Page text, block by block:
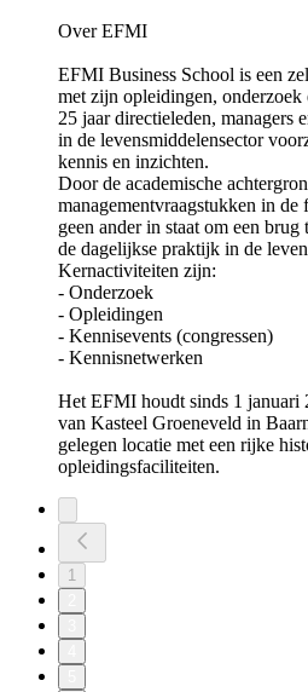
Over EFMI
EFMI Business School is een
met zijn opleidingen,
25 jaar directieleden, managers
in de levensmiddelensector
kennis en inzichten.
Door de academische
managementvraagstukken in
geen ander in staat om een brug
de dagelijkse praktijk in de
Kernactiviteiten zijn:
- ⁠⁠⁠⁠⁠⁠Onderzoek⁠⁠⁠⁠⁠⁠
- ⁠⁠⁠⁠⁠⁠Opleidingen⁠⁠⁠⁠⁠⁠
- ⁠⁠⁠⁠⁠⁠Kennisevents (congressen)⁠⁠⁠⁠⁠⁠
- ⁠⁠⁠⁠⁠⁠Kennisnetwerken⁠⁠⁠⁠⁠⁠
Het EFMI houdt sinds 1 januari
van Kasteel Groeneveld in
gelegen locatie met een rijke
opleidingsfaciliteiten.
1